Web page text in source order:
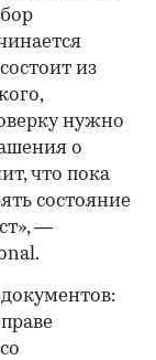
из
нужно
о
что пока
состояние
—